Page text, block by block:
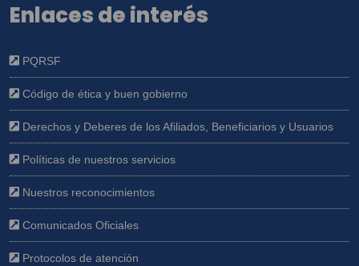
Enlaces de interés
PQRSF
Código de ética y buen gobierno
Derechos y Deberes de los Afiliados, Beneficiarios y Usuarios
Políticas de nuestros servicios
Nuestros reconocimientos
Comunicados Oficiales
Protocolos de atención